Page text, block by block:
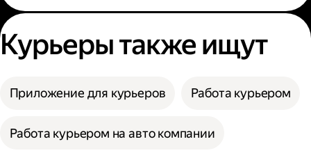
Курьеры также ищут
Приложение для курьеров Работа курьером
Работа курьером на авто компании